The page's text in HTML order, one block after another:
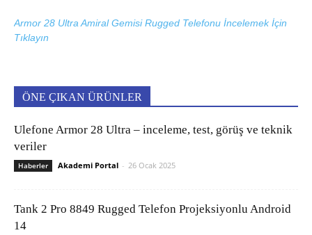
Armor 28 Ultra Amiral Gemisi Rugged Telefonu İncelemek İçin
Tıklayın
ÖNE ÇIKAN ÜRÜNLER
Ulefone Armor 28 Ultra – inceleme, test, görüş ve teknik
veriler
Haberler Akademi Portal - 26 Ocak 2025
Tank 2 Pro 8849 Rugged Telefon Projeksiyonlu Android
14